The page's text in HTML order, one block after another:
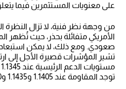
على معنويات المستثمرين فيما
من وجهة نظر فنية، لا تزال النظرة
الأمريكي متفائلة بحذر، حيث تُظهر
صعودي. ومع ذلك، لا يمكن
تشير المؤشرات قصيرة الأجل إلى
توجد المقاومة عند 1.1405 و1.1435 و1.1470.